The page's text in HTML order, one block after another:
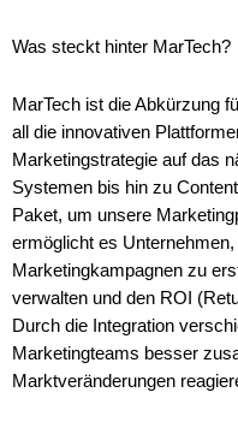
Was steckt hinter MarTech?
MarTech ist die Abkürzung
all die innovativen
Marketingstrategie auf das
Systemen bis hin zu
Paket, um unsere
ermöglicht es
Marketingkampagnen zu
verwalten und den ROI
Durch die Integration
Marketingteams besser
Marktveränderungen